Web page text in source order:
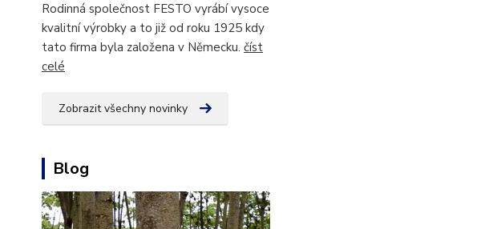
Rodinná společnost FESTO vyrábí vysoce
kvalitní výrobky a to již od roku 1925 kdy
tato firma byla založena v Německu. číst
celé
Zobrazit všechny novinky
Blog